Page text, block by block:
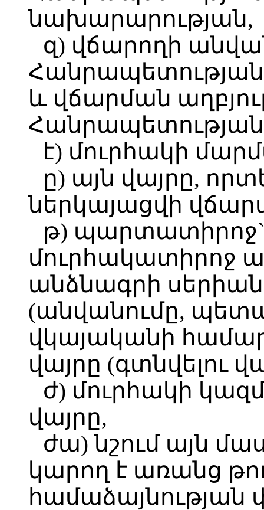
նախարարության,
զ) վճարողի
և վճարման
է) մուրհակի
ը) այն վայրը,
ներկայացվի
թ)
մուրհակատիրոջ
անձնագրի
(անվանումը,
վկայականի
վայրը (գտնվելու
ժ) մուրհակի
վայրը,
ժա) նշում այն
կարող է առանց
համաձայնության